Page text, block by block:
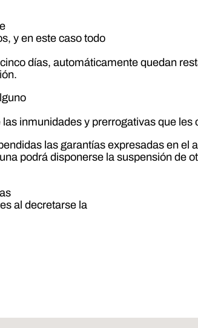
y en este caso todo
días, automáticamente quedan
inmunidades y prerrogativas que les
las garantías expresadas en
podrá disponerse la suspensión de
al decretarse la